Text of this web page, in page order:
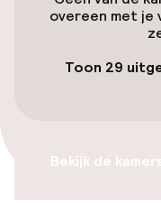
locatie
Toegankelijkheid
overeen met je
Toon 29
Bekijk de